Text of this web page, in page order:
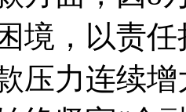
境，以责
压力连续